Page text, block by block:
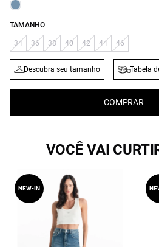
TAMANHO
34 36 38 40 42 44 46
Descubra seu tamanho Tabela
COMPRAR
VOCÊ VAI
NEW-IN